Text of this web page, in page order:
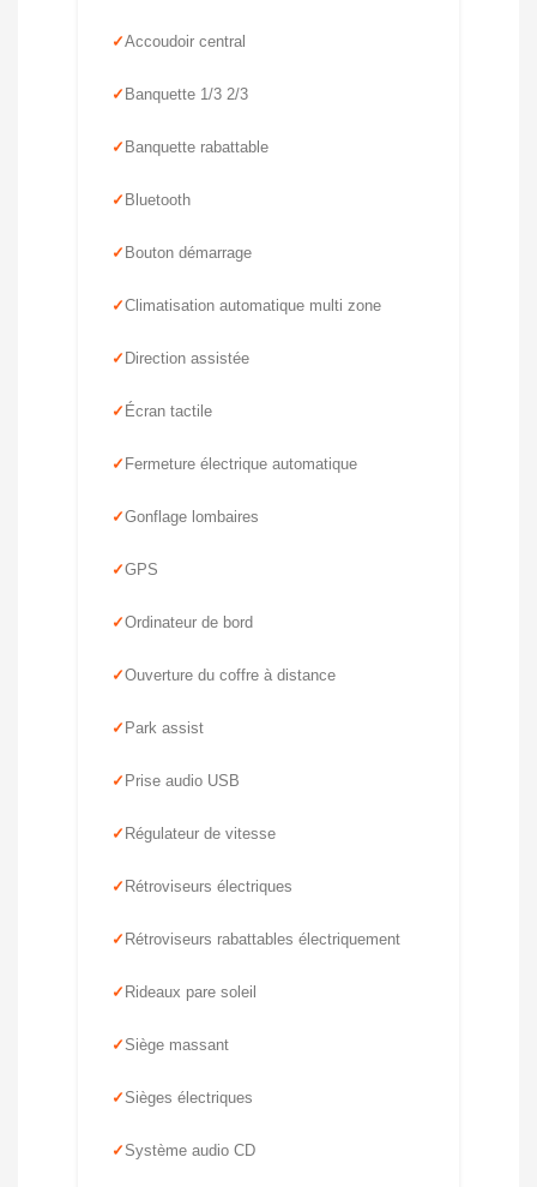
Accoudoir central
Banquette 1/3 2/3
Banquette rabattable
Bluetooth
Bouton démarrage
Climatisation automatique multi zone
Direction assistée
Écran tactile
Fermeture électrique automatique
Gonflage lombaires
GPS
Ordinateur de bord
Ouverture du coffre à distance
Park assist
Prise audio USB
Régulateur de vitesse
Rétroviseurs électriques
Rétroviseurs rabattables électriquement
Rideaux pare soleil
Siège massant
Sièges électriques
Système audio CD